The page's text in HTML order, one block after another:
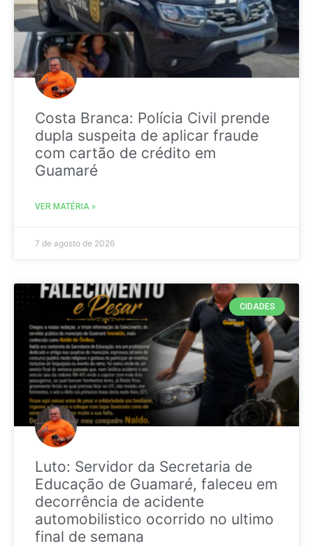
Costa Branca: Polícia Civil prende
dupla suspeita de aplicar fraude
com cartão de crédito em
Guamaré
VER MATÉRIA »
7 de agosto de 2026
CIDADES
Luto: Servidor da Secretaria de
Educação de Guamaré, faleceu em
decorrência de acidente
automobilistico ocorrido no ultimo
final de semana